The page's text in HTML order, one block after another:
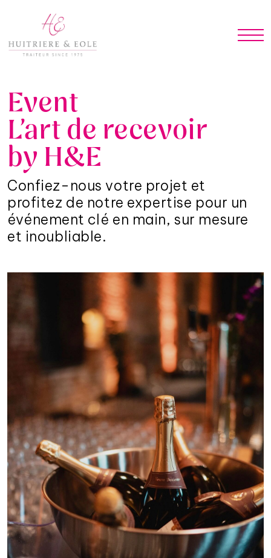
Event
L’art de recevoir
by H&E
Confiez-nous votre projet et
profitez de notre expertise pour un
événement clé en main, sur mesure
et inoubliable.